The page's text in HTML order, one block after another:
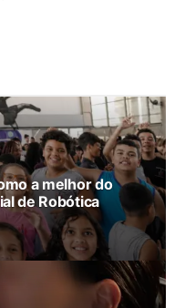
a melhor do
de Robótica